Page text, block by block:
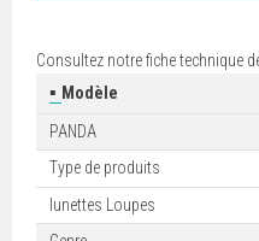
Consultez notre fiche technique
▪ Modèle
PANDA
Type de produits
lunettes Loupes